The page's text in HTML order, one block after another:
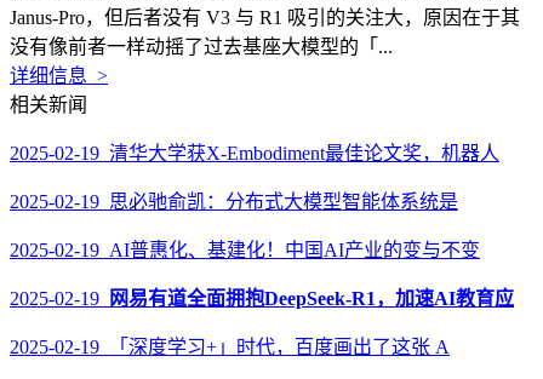
Janus-Pro，但后者没有 V3 与 R1 吸引的关注大，原因在于其
没有像前者一样动摇了过去基座大模型的「...
详细信息 >
相关新闻
2025-02-19 清华大学获X-Embodiment最佳论文奖，机器人
2025-02-19 思必驰俞凯：分布式大模型智能体系统是
2025-02-19 AI普惠化、基建化！中国AI产业的变与不变
2025-02-19 网易有道全面拥抱DeepSeek-R1，加速AI教育应
2025-02-19 「深度学习+」时代，百度画出了这张 A